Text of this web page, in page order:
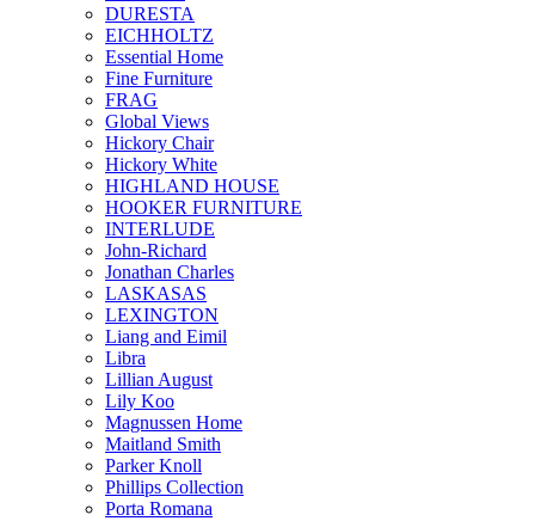
DURESTA
EICHHOLTZ
Essential Home
Fine Furniture
FRAG
Global Views
Hickory Chair
Hickory White
HIGHLAND HOUSE
HOOKER FURNITURE
INTERLUDE
John-Richard
Jonathan Charles
LASKASAS
LEXINGTON
Liang and Eimil
Libra
Lillian August
Lily Koo
Magnussen Home
Maitland Smith
Parker Knoll
Phillips Collection
Porta Romana